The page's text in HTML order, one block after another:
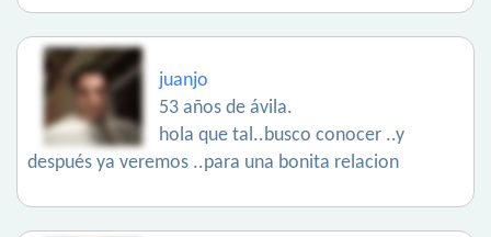
juanjo
53 años de ávila.
hola que tal..busco conocer ..y
después ya veremos ..para una bonita relacion